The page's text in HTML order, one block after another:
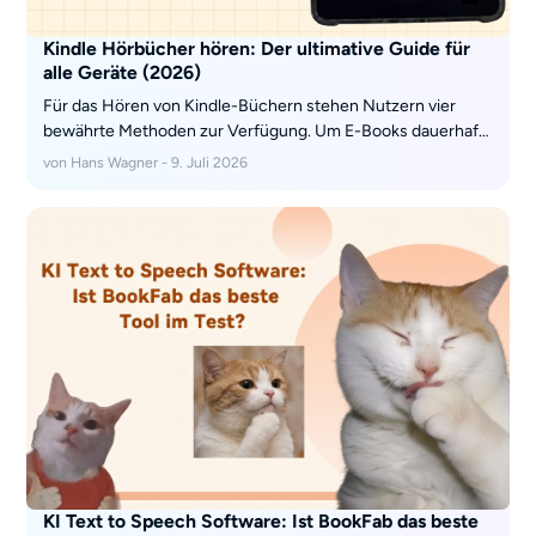
MP3- oder M4B-Format verwandeln.
Kindle Hörbücher hören: Der ultimative Guide für
alle Geräte (2026)
Für das Hören von Kindle-Büchern stehen Nutzern vier
bewährte Methoden zur Verfügung. Um E-Books dauerhaft
und ohne Audible-Abo als MP3 zu speichern, eignet sich KI-
AudioBook Creator. Wer professionelle menschliche
auf bluetooth-fähigen E-Readern. Kostenlose Alternativen
für den Alltag bieten die in Smartphones und Kindle-
Geräten integrierte Text-to-Speech-Funktion als
Vorlesehilfe sowie der Sprachassistent Amazon Alexa, der
kompatible Titel aus der eigenen Bibliothek auf Zuruf direkt
und freihändig vorlesen kann.
von Hans Wagner - 9. Juli 2026
KI Text to Speech Software: Ist BookFab das beste